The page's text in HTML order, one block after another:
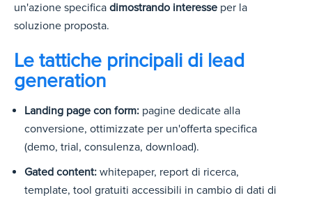
un'azione specifica dimostrando interesse per la
soluzione proposta.
Le tattiche principali di lead
generation
Landing page con form: pagine dedicate alla
conversione, ottimizzate per un'offerta specifica
(demo, trial, consulenza, download).
Gated content: whitepaper, report di ricerca,
template, tool gratuiti accessibili in cambio di dati di